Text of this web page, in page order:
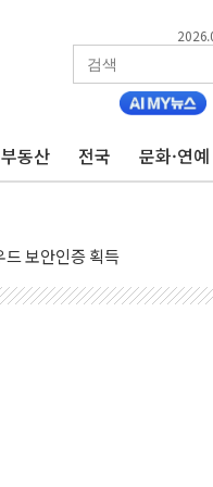
부동산 전국 문화·연예
밥짬뽕' 2주간 전국 한시 판매
ADT캡스, 매장 운영·보안 통합관리 앱 출시
2.2조 증발...하반기 '환율 역
광발전 '첫삽'…남동발전, 재
협회 압수수색
메모리 기술력 과시